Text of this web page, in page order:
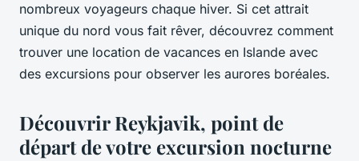
nombreux voyageurs chaque hiver. Si cet attrait
unique du nord vous fait rêver, découvrez comment
trouver une location de vacances en Islande avec
des excursions pour observer les aurores boréales.
Découvrir Reykjavik, point de
départ de votre excursion nocturne